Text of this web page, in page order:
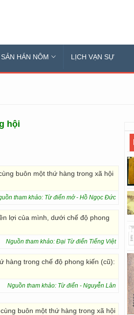
HÁN NÔM LỊCH VẠN SỰ
hội
buôn một thứ hàng trong xã hội
tham khảo: Từ điển mở - Hồ Ngọc Đức
lợi của mình, dưới chế độ phong
Nguồn tham khảo: Đại Từ điển Tiếng Việt
hàng trong chế độ phong kiến (cũ):
Nguồn tham khảo: Từ điển - Nguyễn Lân
buôn một thứ hàng trong xã hội